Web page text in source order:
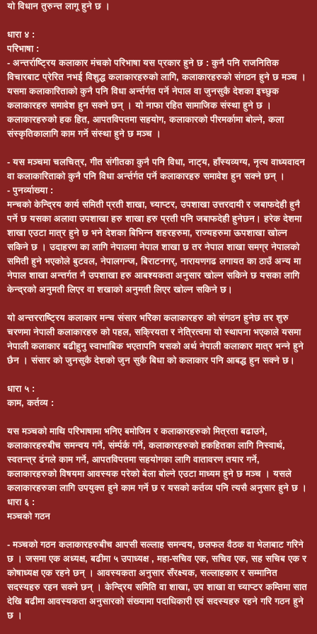
यो विधान तुरुन्त लागू हुने छ ।
धारा ४ :
परिभाषा :
- अन्तर्राष्ट्रिय कलाकार मंचको परिभाषा यस प्रकार हुने छ : कुनै पनि राजनितिक
विचारबाट प्रेरित नभई विशुद्ध कलाकारहरुको लागि, कलाकारहरुको संगठन हुने छ मञ्च ।
यसमा कलाकारिताको कुनै पनि विधा अर्न्तर्गत पर्ने नेपाल वा जुनसुकै देशका इच्छुक
कलाकारहरु समावेश हुन सक्ने छन् । यो नाफा रहित सामाजिक संस्था हुने छ ।
कलाकारहरुको हक हित, आपतविपतमा सहयोग, कलाकारको पीरमर्कामा बोल्ने, कला
संस्कृतिकालागि काम गर्ने संस्था हुने छ मञ्च ।
- यस मञ्चमा चलचित्र, गीत संगीतका कुनै पनि विधा, नाट्य, हाँस्यव्यग्य, नृत्य वाध्यवादन
वा कलाकारिताको कुनै पनि विधा अर्न्तर्गत पर्ने कलाकारहरु समावेश हुन सक्ने छन् ।
- पुनर्व्याख्या :
मन्चको केन्द्रिय कार्य समिती प्रती शाखा, च्याप्टर, उपशाखा उत्तरदायी र जबाफदेही हुनै
पर्ने छ यसका अलावा उपशाखा हरु शाखा हरु प्रती पनि जबाफदेही हुनेछन। हरेक देशमा
शाखा एउटा मात्र हुने छ भने देशका बिभिन्न शहरहरुमा, राज्यहरुमा ऊपशाखा खोल्न
सकिने छ । उदाहरण का लागि नेपालमा नेपाल शाखा छ तर नेपाल शाखा समग्र नेपालको
समिती हुने भएकोले बुटवल, नेपालगन्ज, बिराटनगर्, नारायणगढ लगायत का ठाउँ अन्य मा
नेपाल शाखा अन्तर्गत नै उपशाखा हरु आबश्यकता अनुसार खोल्न सकिने छ यसका लागि
केन्द्रको अनुमती लिएर वा शखाको अनुमती लिएर खोल्न सकिने छ।
यो अन्तरराष्ट्रिय कलाकार मन्च संसार भरिका कलाकारहरु को संगठन हुनेछ तर शुरु
चरणमा नेपाली कलाकारहरु को पहल, सक्रियता र नेत्रित्वमा यो स्थापना भएकाले यसमा
नेपाली कलाकार बढीहुनु स्वाभाबिक भएतापनि यसको अर्थ नेपाली कलाकार मात्र भन्ने हुने
छैन । संसार को जुनसुकै देशको जुन सुकै बिधा को कलाकार पनि आबद्ध हुन सक्ने छ।
धारा ५ :
काम, कर्तव्य :
यस मञ्चको माथि परिभाषामा भनिए बमोजिम र कलाकारहरुको मित्रता बढाउने,
कलाकारहरुबीच समन्वय गर्ने, संर्म्पर्क गर्ने, कलाकारहरुको हकहितका लागि निस्वार्थ,
स्वतन्त्र ढंगले काम गर्ने, आपतविपतमा सहयोगका लागि वातावरण तयार गर्ने,
कलाकारहरुको विषयमा आवस्यक परेको बेला बोल्ने एउटा माध्यम हुने छ मञ्च । यसले
कलाकारहरुका लागि उपयुक्त हुने काम गर्ने छ र यसको कर्तव्य पनि त्यसै अनुसार हुने छ ।
धारा ६ :
मञ्चको गठन
- मञ्चको गठन कलाकारहरुबीच आपसी सल्लाह समन्वय, छलफल वैठक वा भेलाबाट गरिने
छ । जसमा एक अध्यक्ष, बढीमा ५ उपाध्यक्ष , महा-सचिव एक, सचिव एक, सह सचिब एक र
कोषाध्यक्ष एक रहने छन् । आवस्यकता अनुसार सँरक्ष्यक, सल्लाहकार र सम्मानित
सदस्यहरु रहन सक्ने छन् । केन्द्रिय समिति वा शाखा, उप शाखा वा च्याप्टर कम्तिमा सात
देखि बढीमा आवस्यकता अनुसारको संख्यामा पदाधिकारी एवं सदस्यहरु रहने गरि गठन हुने
छ ।